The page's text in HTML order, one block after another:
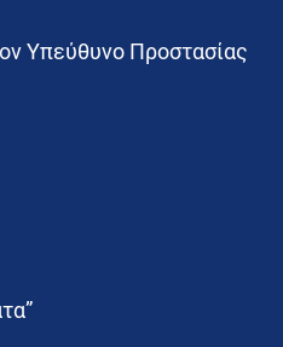
Υπεύθυνο Προστασίας